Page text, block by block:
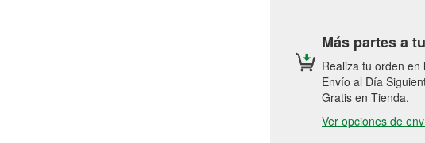
Más partes a
Realiza tu orden
Envío al Día
Gratis en Tienda.
Ver opciones de